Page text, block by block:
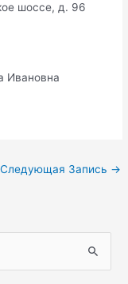
шоссе, д. 96
Ивановна
Следующая Запись →